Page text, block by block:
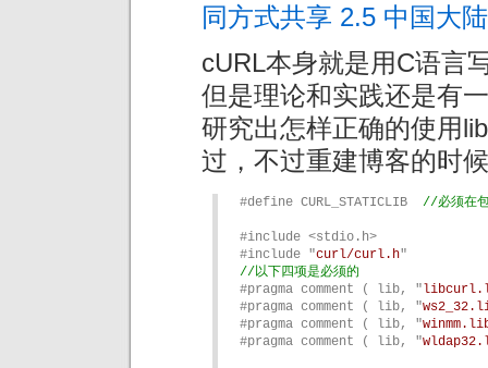
同方式共享 2.5 中国大陆
cURL本身就是用C语言
但是理论和实践还是有
研究出怎样正确的使用
过，不过重建博客的时
#define CURL_STATICLIB //必须在
#include <stdio.h>
#include "curl/curl.h
//以下四项是必须的
#pragma comment ( lib, "
#pragma comment ( lib, "
#pragma comment ( lib, "
#pragma comment ( lib, "